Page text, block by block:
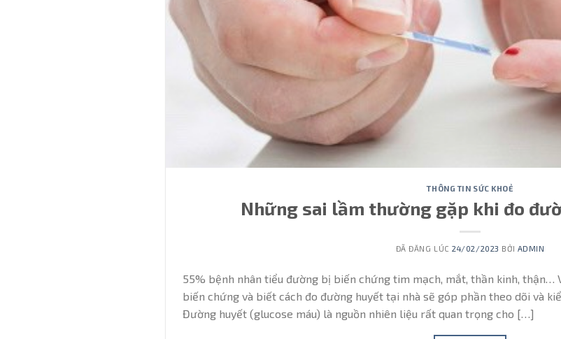
THÔNG TIN SỨC KHOẺ
Những sai lầm thường gặp khi đo
ĐÃ ĐĂNG LÚC24/02/2023 BỞI ADMIN
55% bệnh nhân tiểu đường bị biến chứng tim mạch, mắt, thần kinh, thận…
biến chứng và biết cách đo đường huyết tại nhà sẽ góp phần theo dõi và
Đường huyết (glucose máu) là nguồn nhiên liệu rất quan trọng cho […]